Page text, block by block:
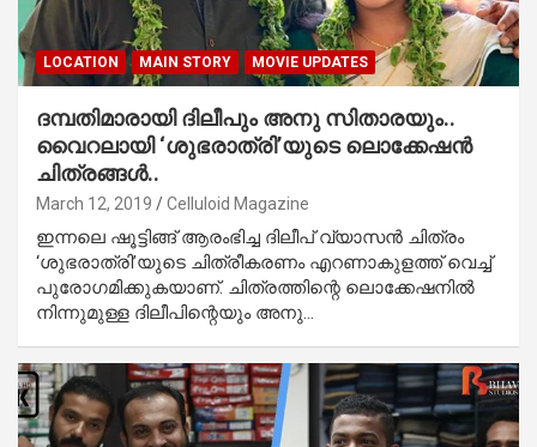
LOCATION MAIN STORY MOVIE UPDATES
ദമ്പതിമാരായി ദിലീപും അനു സിതാരയും..
വൈറലായി ‘ശുഭരാത്രി’യുടെ ലൊക്കേഷന്‍
ചിത്രങ്ങള്‍..
March 12, 2019 Celluloid Magazine
ഇന്നലെ ഷൂട്ടിങ്ങ് ആരംഭിച്ച ദിലീപ് വ്യാസന്‍ ചിത്രം
‘ശുഭരാത്രി’യുടെ ചിത്രീകരണം എറണാകുളത്ത് വെച്ച്
പുരോഗമിക്കുകയാണ്. ചിത്രത്തിന്റെ ലൊക്കേഷനില്‍
നിന്നുമുള്ള ദിലീപിന്റെയും അനു…